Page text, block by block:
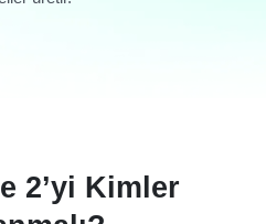
2’yi Kimler